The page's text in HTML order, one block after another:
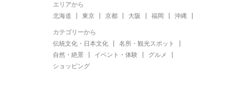
エリアから
北海道
東京 京都 大阪 福岡 沖縄
カテゴリーから
伝統文化・日本文化
名所・観光スポット
自然・絶景
イベント・体験
グルメ
ショッピング